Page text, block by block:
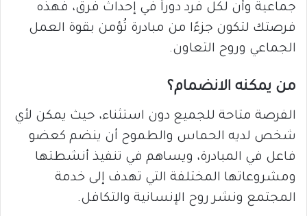
جماعية وأن لكل فرد دوراً في إحداث فرق، فهذه
فرصتك لتكون جزءًا من مبادرة تُؤمن بقوة العمل
الجماعي وروح التعاون.
من يمكنه الانضمام؟
الفرصة متاحة للجميع دون استثناء، حيث يمكن لأي
شخص لديه الحماس والطموح أن ينضم كعضو
فاعل في المبادرة، ويساهم في تنفيذ أنشطتها
ومشروعاتها المختلفة التي تهدف إلى خدمة
المجتمع ونشر روح الإنسانية والتكافل.